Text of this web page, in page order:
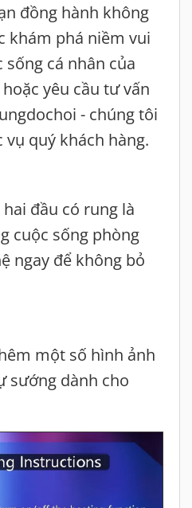
đồng hành không
khám phá niềm vui
cá nhân của
yêu cầu tư vấn
- chúng tôi
quý khách hàng.
đầu có rung là
cuộc sống phòng
ngay để không bỏ
một số hình ảnh
sướng dành cho